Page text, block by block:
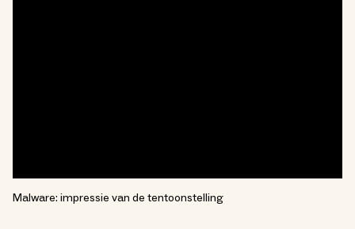
Malware: impressie van de tentoonstelling